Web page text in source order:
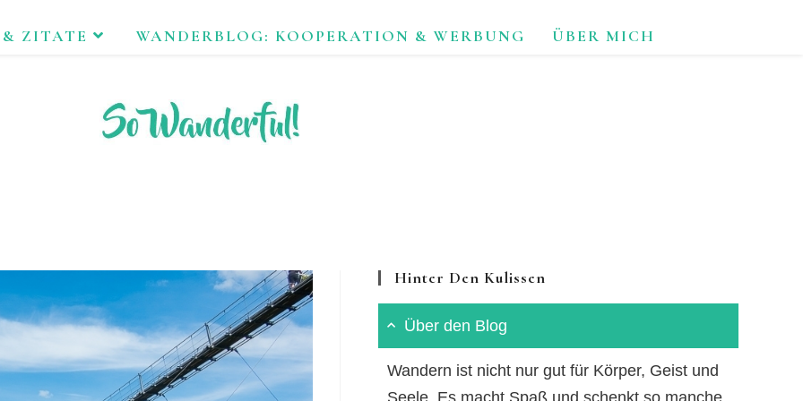
& ZITATE WANDERBLOG: KOOPERATION & WERBUNG ÜBER MICH
Hinter Den Kulissen
Über den Blog
Wandern ist nicht nur gut für Körper, Geist und
Seele. Es macht Spaß und schenkt so manche